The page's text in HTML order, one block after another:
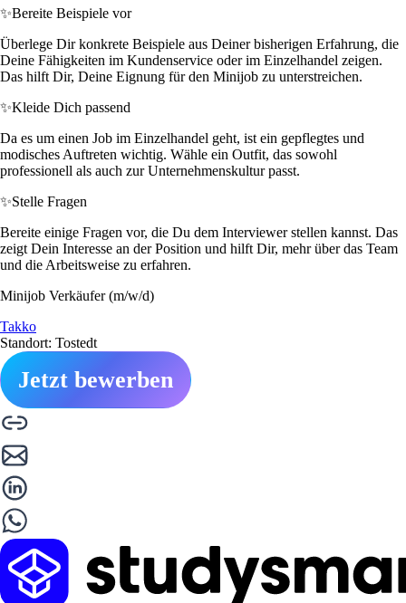
✨Bereite Beispiele vor
Überlege Dir konkrete Beispiele aus Deiner bisherigen Erfahrung, die
Deine Fähigkeiten im Kundenservice oder im Einzelhandel zeigen.
Das hilft Dir, Deine Eignung für den Minijob zu unterstreichen.
✨Kleide Dich passend
Da es um einen Job im Einzelhandel geht, ist ein gepflegtes und
modisches Auftreten wichtig. Wähle ein Outfit, das sowohl
professionell als auch zur Unternehmenskultur passt.
✨Stelle Fragen
Bereite einige Fragen vor, die Du dem Interviewer stellen kannst. Das
zeigt Dein Interesse an der Position und hilft Dir, mehr über das Team
und die Arbeitsweise zu erfahren.
Minijob Verkäufer (m/w/d)
Takko
Standort: Tostedt
Jetzt bewerben